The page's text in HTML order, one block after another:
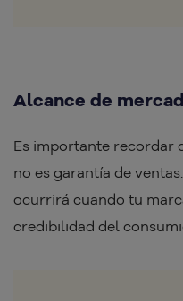
Alcance de
Es importante recordar
no es garantía de
ocurrirá cuando tu
credibilidad del